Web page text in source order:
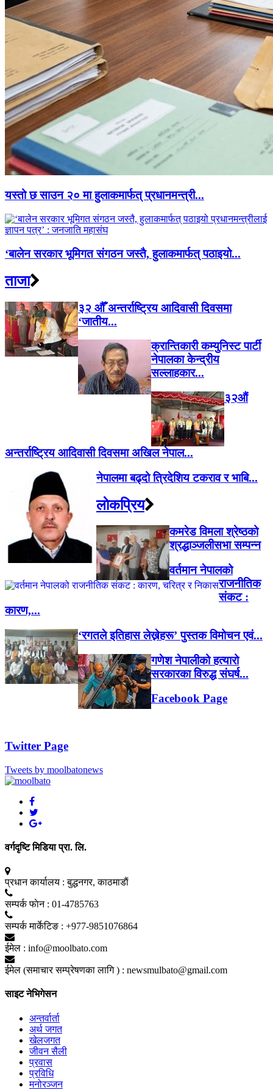
यस्तो छ साउन २० मा हुलाकमार्फत् प्रधानमन्त्री...
‘बालेन सरकार भूमिगत संगठन जस्तै, हुलाकमार्फत् पठाइयो...
ताजा
३२ औँ अन्तर्राष्ट्रिय आदिवासी दिवसमा
‘जातीय...
क्रान्तिकारी कम्युनिस्ट पार्टी
नेपालका केन्द्रीय
सल्लाहकार...
३२औं
अन्तर्राष्ट्रिय आदिवासी दिवसमा अखिल नेपाल...
नेपालमा बढ्दो त्रिदेशिय टकराव र भाबि...
लाेकप्रिय
कमरेड विमला श्रेष्ठको
श्रद्धाञ्जलीसभा सम्पन्न
वर्तमान नेपालको
राजनीतिक
संकट :
कारण,...
‘रगतले इतिहास लेख्नेहरू’ पुस्तक विमोचन एवं...
गणेश नेपालीको हत्यारो
सरकारका विरुद्ध संघर्ष...
Facebook Page
Twitter Page
Tweets by moolbatonews
वर्गदृष्टि मिडिया प्रा. लि.
प्रधान कार्यालय : बुद्धनगर, काठमाडाैं
सम्पर्क फाेन : 01-4785763
सम्पर्क मार्केटिङ : +977-9851076864
ईमेल : info@moolbato.com
ईमेल (समाचार सम्प्रेषणका लागि ) : newsmulbato@gmail.com
साइट नेभिगेसन
अन्तर्वार्ता
अर्थ जगत
खेलजगत
जीवन सैली
प्रवास
प्रविधि
मनोरञ्जन